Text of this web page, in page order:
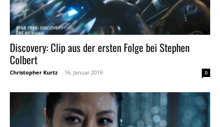
Discovery: Clip aus der ersten Folge bei Stephen
Colbert
Christopher Kurtz - 16. Januar 2019 0